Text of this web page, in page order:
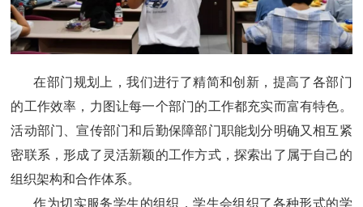
在部门规划上，我们进行了精简和创新，提高了各部门
的工作效率，力图让每一个部门的工作都充实而富有特色。
活动部门、宣传部门和后勤保障部门职能划分明确又相互紧
密联系，形成了灵活新颖的工作方式，探索出了属于自己的
组织架构和合作体系。
作为切实服务学生的组织，学生会组织了各种形式的学